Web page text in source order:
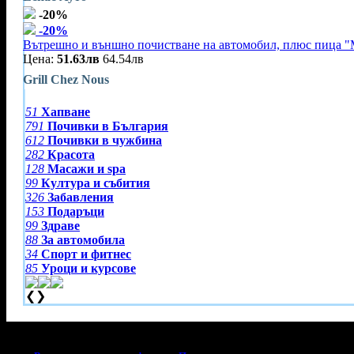
-20%
-20%
Вътрешно и външно почистване на автомобил, плюс пица
Цена: 51.63лв 64.54лв
Grill Chez Nous
51 Хапване
791 Почивки в България
612 Почивки в чужбина
282 Красота
128 Масажи и spa
99 Култура и събития
326 Забавления
153 Подаръци
99 Здраве
88 За автомобила
34 Спорт и фитнес
85 Уроци и курсове
❮ ❯